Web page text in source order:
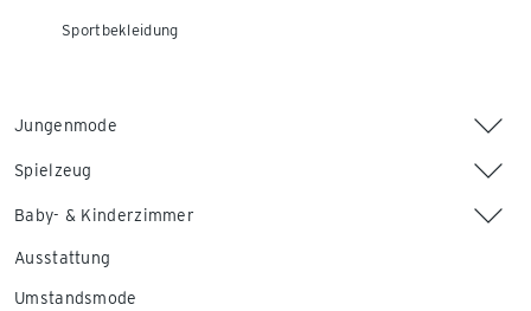
Sportbekleidung
Jungenmode
Spielzeug
Baby- & Kinderzimmer
Ausstattung
Umstandsmode